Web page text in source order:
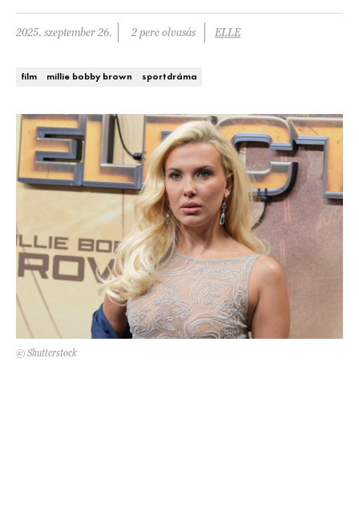
Trendek
Szobák
Ötletek
Szép terek
SZTÁRHÍREK
BUSINESS
ANYA
BEAUTY AWARDS
EVENT
WEBSHOP
2025. szeptember 26. 2 perc olvasás ELLE
film millie bobby brown sportdráma
© Shutterstock